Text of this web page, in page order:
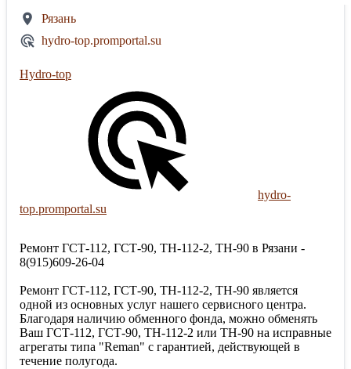
Рязань
hydro-top.promportal.su
Hydro-top
hydro-
top.promportal.su
Ремонт ГСТ-112, ГСТ-90, ТН-112-2, ТН-90 в Рязани -
8(915)609-26-04
Ремонт ГСТ-112, ГСТ-90, ТН-112-2, ТН-90 является
одной из основных услуг нашего сервисного центра.
Благодаря наличию обменного фонда, можно обменять
Ваш ГСТ-112, ГСТ-90, ТН-112-2 или ТН-90 на исправные
агрегаты типа "Reman" с гарантией, действующей в
течение полугода.